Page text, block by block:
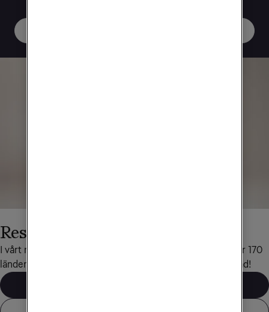
Reser du mycket?
I vårt mobilabonnemang Obegränsad Max ingår surf i över 170
länder. I de vanligaste resmålen hela 60 GB surf per månad!